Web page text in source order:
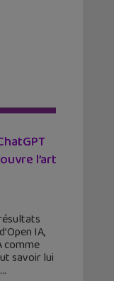
l’art
IA,
comme
savoir lui